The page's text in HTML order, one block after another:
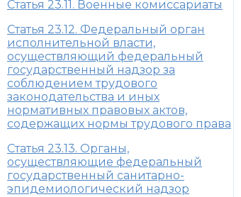
Статья 23.11. Военные комиссариаты
Статья 23.12. Федеральный орган
исполнительной власти,
осуществляющий федеральный
государственный надзор за
соблюдением трудового
законодательства и иных
нормативных правовых актов,
содержащих нормы трудового права
Статья 23.13. Органы,
осуществляющие федеральный
государственный санитарно-
эпидемиологический надзор